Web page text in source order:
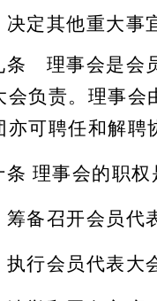
决定其他重大事
条 理事会是会
会负责。理事会
亦可聘任和解聘
条 理事会的职权
筹备召开会员代
执行会员代表大